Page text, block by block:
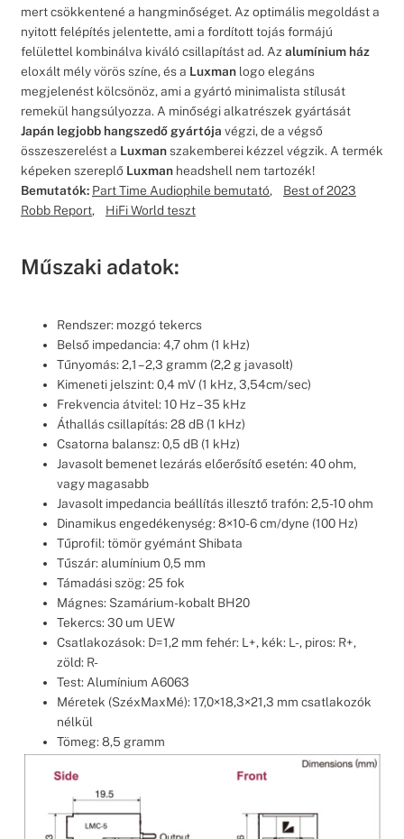
mert csökkentené a hangminőséget. Az optimális megoldást a
nyitott felépítés jelentette, ami a fordított tojás formájú
felülettel kombinálva kiváló csillapítást ad. Az alumínium ház
eloxált mély vörös színe, és a Luxmanlogo elegáns
megjelenést kölcsönöz, ami a gyártó minimalista stílusát
remekül hangsúlyozza. A minőségi alkatrészek gyártását
Japán legjobb hangszedő gyártója végzi, de a végső
összeszerelést a Luxmanszakemberei kézzel végzik. A termék
képeken szereplő Luxmanheadshell nem tartozék!
Bemutatók: Part Time Audiophile bemutató, Best of 2023
Robb Report, HiFi World teszt
Műszaki adatok:
Rendszer: mozgó tekercs
Belső impedancia: 4,7 ohm (1 kHz)
Tűnyomás: 2,1 – 2,3 gramm (2,2 g javasolt)
Kimeneti jelszint: 0,4 mV (1 kHz, 3,54cm/sec)
Frekvencia átvitel: 10 Hz – 35 kHz
Áthallás csillapítás: 28 dB (1 kHz)
Csatorna balansz: 0,5 dB (1 kHz)
Javasolt bemenet lezárás előerősítő esetén: 40 ohm,
vagy magasabb
Javasolt impedancia beállítás illesztő trafón: 2,5-10 ohm
Dinamikus engedékenység: 8×10-6 cm/dyne (100 Hz)
Tűprofil: tömör gyémánt Shibata
Tűszár: alumínium 0,5 mm
Támadási szög: 25 fok
Mágnes: Szamárium-kobalt BH20
Tekercs: 30 um UEW
Csatlakozások: D=1,2 mm fehér: L+, kék: L-, piros: R+,
zöld: R-
Test: Alumínium A6063
Méretek (SzéxMaxMé): 17,0×18,3×21,3 mm csatlakozók
nélkül
Tömeg: 8,5 gramm